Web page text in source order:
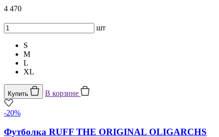
4 470
шт
S
M
L
XL
Купить В корзине
-20%
Футболка RUFF THE ORIGINAL OLIGARCHS